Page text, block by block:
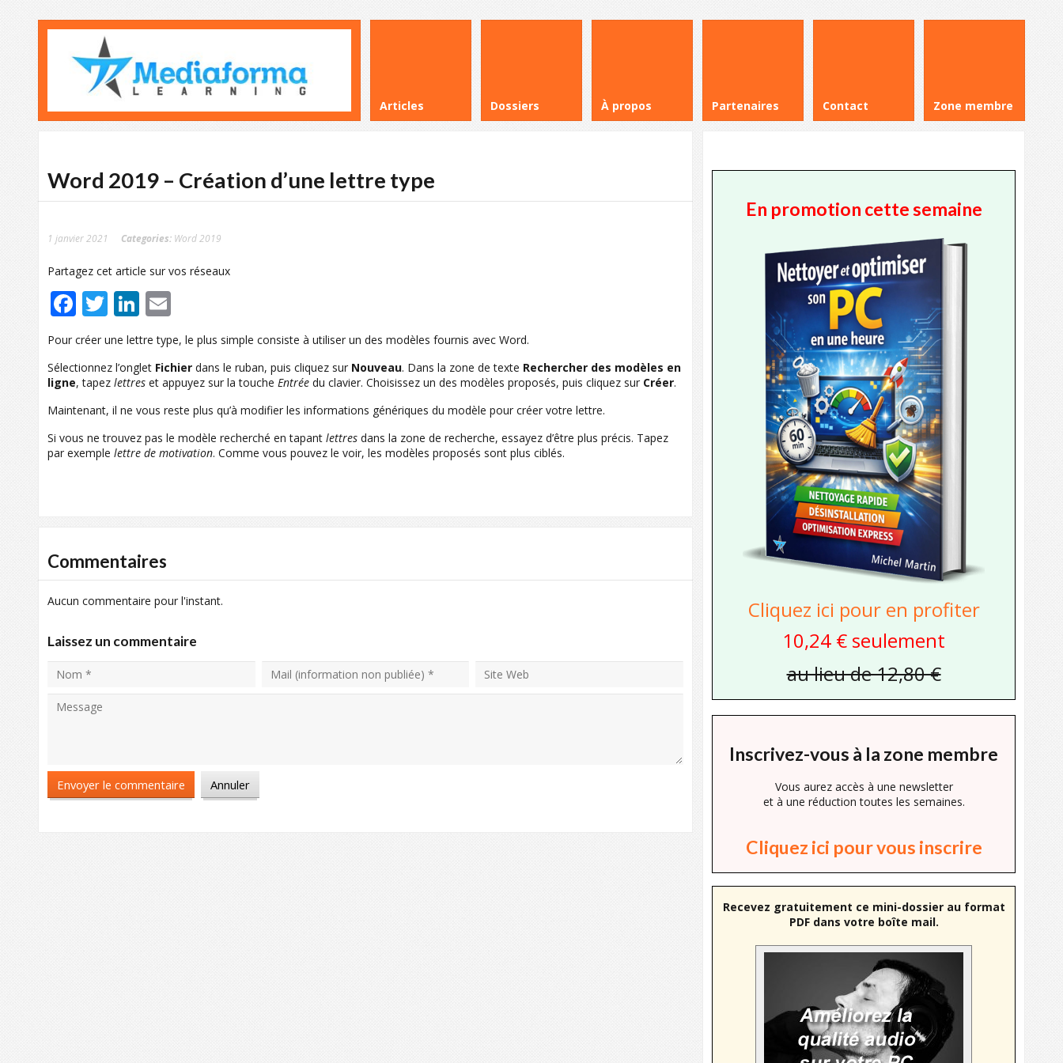
Articles Dossiers À propos Partenaires Contact Zone membre
Word 2019 – Création d’une lettre type
1 janvier 2021 Categories: Word 2019
Partagez cet article sur vos réseaux
Facebook
TwitterLinkedIn
Pour créer une lettre type, le plus simple consiste à utiliser un des modèles fournis avec Word.
Sélectionnez l’onglet Fichier dans le ruban, puis cliquez sur Nouveau. Dans la zone de texte Rechercher des modèles en
ligne, tapez lettres et appuyez sur la touche Entrée du clavier. Choisissez un des modèles proposés, puis cliquez sur Créer.
Maintenant, il ne vous reste plus qu’à modifier les informations génériques du modèle pour créer votre lettre.
Si vous ne trouvez pas le modèle recherché en tapant lettres dans la zone de recherche, essayez d’être plus précis. Tapez
par exemple lettre de motivation. Comme vous pouvez le voir, les modèles proposés sont plus ciblés.
Commentaires
Aucun commentaire pour l'instant.
Laissez un commentaire
En promotion cette semaine
Cliquez ici pour en profiter
10,24 € seulement
au lieu de 12,80 €
Inscrivez-vous à la zone membre
Vous aurez accès à une newsletter
et à une réduction toutes les semaines.
Cliquez ici pour vous inscrire
Recevez gratuitement ce mini-dossier au format
PDF dans votre boîte mail.